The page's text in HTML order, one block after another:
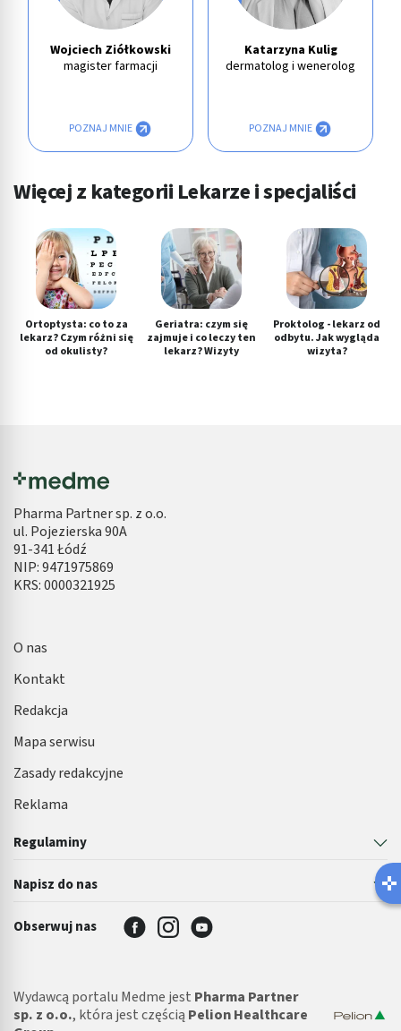
Wojciech Ziółkowski
magister farmacji
POZNAJ MNIE
Katarzyna Kulig
dermatolog i wenerolog
POZNAJ MNIE
Więcej z kategorii Lekarze i specjaliści
Ortoptysta: co to za
lekarz? Czym różni się
od okulisty?
Geriatra: czym się
zajmuje i co leczy ten
lekarz? Wizyty
Proktolog - lekarz od
odbytu. Jak wygląda
wizyta?
Pharma Partner sp. z o.o.
ul. Pojezierska 90A
91-341 Łódź
NIP: 9471975869
KRS: 0000321925
Regulaminy
Napisz do nas
O nas
Kontakt
Redakcja
Mapa serwisu
Zasady redakcyjne
Reklama
Obserwuj nas
Wydawcą portalu Medme jest Pharma Partner
sp. z o.o., która jest częścią Pelion Healthcare